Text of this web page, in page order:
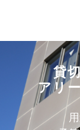
貸
アリ